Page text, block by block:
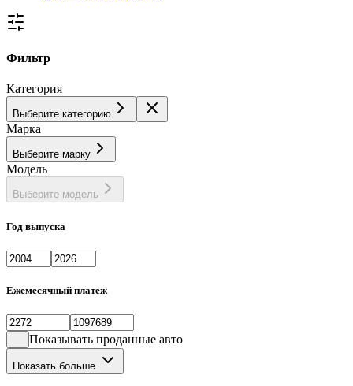
Фильтр
Категория
Выберите категорию
Марка
Выберите марку
Модель
Выберите модель
Год выпуска
Ежемесячный платеж
Показывать проданные авто
Показать больше